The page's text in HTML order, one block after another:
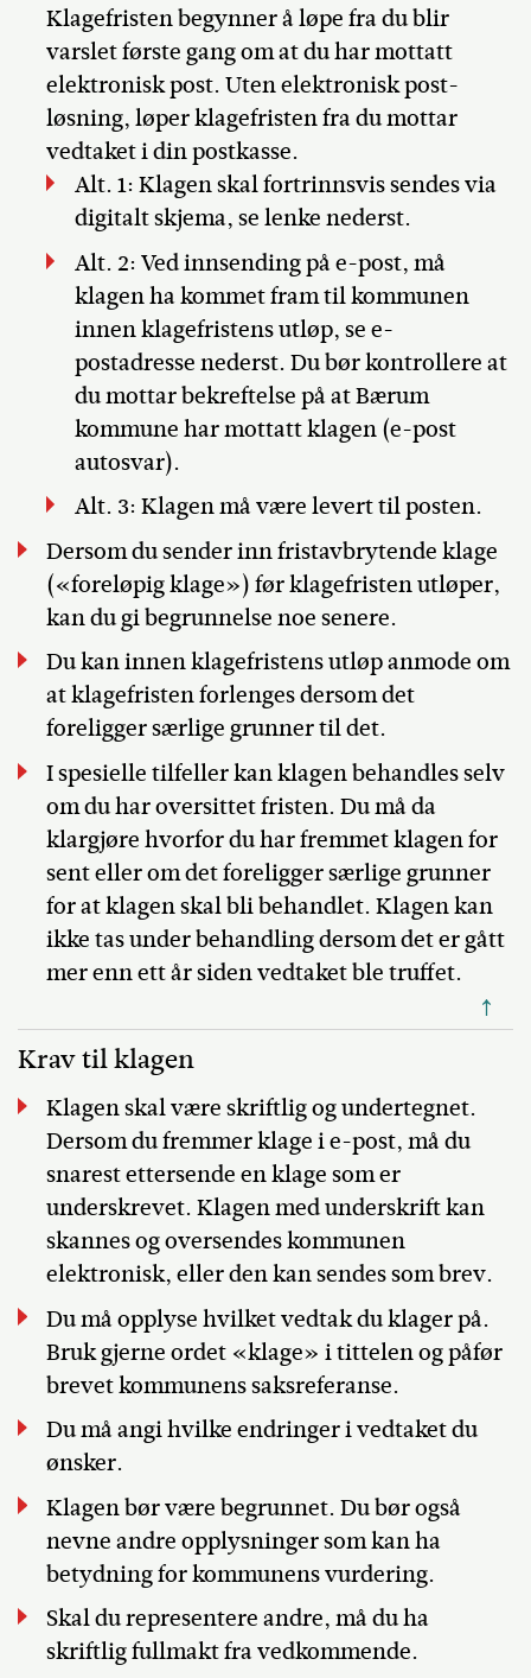
Klagefristen begynner å løpe fra du blir
varslet første gang om at du har mottatt
elektronisk post. Uten elektronisk post-
løsning, løper klagefristen fra du mottar
vedtaket i din postkasse.
Alt. 1: Klagen skal fortrinnsvis sendes via
digitalt skjema, se lenke nederst.
Alt. 2: Ved innsending på e-post, må
klagen ha kommet fram til kommunen
innen klagefristens utløp, se e-
postadresse nederst. Du bør kontrollere at
du mottar bekreftelse på at Bærum
kommune har mottatt klagen (e-post
autosvar).
Alt. 3: Klagen må være levert til posten.
Dersom du sender inn fristavbrytende klage
(«foreløpig klage») før klagefristen utløper,
kan du gi begrunnelse noe senere.
Du kan innen klagefristens utløp anmode om
at klagefristen forlenges dersom det
foreligger særlige grunner til det.
I spesielle tilfeller kan klagen behandles selv
om du har oversittet fristen. Du må da
klargjøre hvorfor du har fremmet klagen for
sent eller om det foreligger særlige grunner
for at klagen skal bli behandlet. Klagen kan
ikke tas under behandling dersom det er gått
mer enn ett år siden vedtaket ble truffet.
↑
Krav til klagen
Klagen skal være skriftlig og undertegnet.
Dersom du fremmer klage i e-post, må du
snarest ettersende en klage som er
underskrevet. Klagen med underskrift kan
skannes og oversendes kommunen
elektronisk, eller den kan sendes som brev.
Du må opplyse hvilket vedtak du klager på.
Bruk gjerne ordet «klage» i tittelen og påfør
brevet kommunens saksreferanse.
Du må angi hvilke endringer i vedtaket du
ønsker.
Klagen bør være begrunnet. Du bør også
nevne andre opplysninger som kan ha
betydning for kommunens vurdering.
Skal du representere andre, må du ha
skriftlig fullmakt fra vedkommende.